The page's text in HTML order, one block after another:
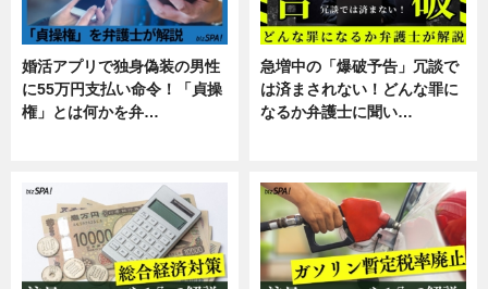
婚活アプリで独身偽装の男性
に55万円支払い命令！「貞操
権」とは何かを弁…
急増中の「爆破予告」冗談で
は済まされない！どんな罪に
なるか弁護士に聞い…